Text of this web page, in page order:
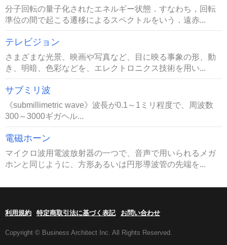
分子回転の量子化されたエネルギー状態．すなわち，回転
準位の間で起こる遷移によるスペクトルをいう．遠赤...
テレビジョン
さまざまな光景、映画や写真など、目に映る事象の形、動
き、明暗、色彩などを、エレクトロニクス技術を用い...
サブミリ波
《submillimetric wave》波長が0.1～1ミリ程度で、周波数
300～3000ギガヘル...
電磁ホーン
マイクロ波用電波放射器の一つで、音声で用いられるメガ
ホンと同じように、方形あるいは円形導波管の先端を...
利用規約 特定商取引法に基づく表記 お問い合わせ
Copyright © Business Architect Inc. All Rights Reserved.